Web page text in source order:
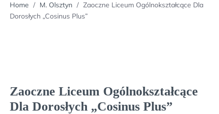
Home / M. Olsztyn / Zaoczne Liceum Ogólnokształcące Dla
Dorosłych „Cosinus Plus”
Zaoczne Liceum Ogólnokształcące
Dla Dorosłych „Cosinus Plus”